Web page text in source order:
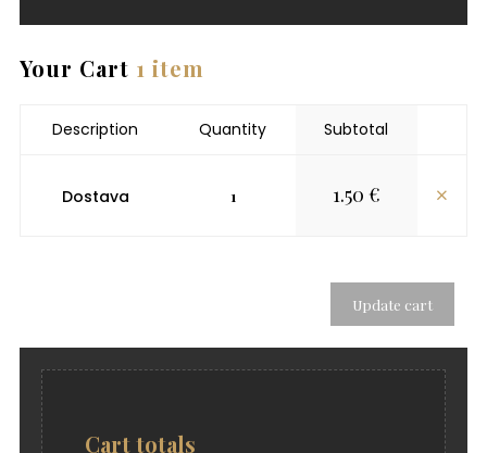
Your Cart 1 item
Description Quantity Subtotal
Dostava
quantity
1.50 €
Update cart
Cart totals